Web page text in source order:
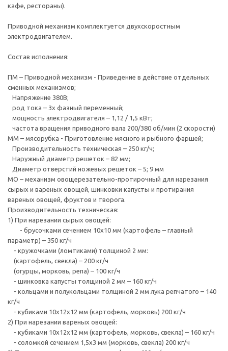
кафе, рестораны).
Приводной механизм комплектуется двухскоростным
электродвигателем.
Состав исполнения:
ПМ – Приводной механизм - Приведение в действие отдельных
сменных механизмов;
Напряжение 380В;
род тока – 3х фазный переменный;
мощность электродвигателя – 1,12 / 1,5 кВт;
частота вращения приводного вала 200/380 об/мин (2 скорости)
ММ – мясорубка - Приготовление мясного и рыбного фаршей;
Производительность техническая – 250 кг/ч;
Наружный диаметр решеток – 82 мм;
Диаметр отверстий ножевых решеток – 5; 9 мм
МО – механизм овощерезательно-протирочный для нарезания
сырых и вареных овощей, шинковки капусты и протирания
вареных овощей, фруктов и творога.
Производительность техническая:
1) При нарезании сырых овощей:
- брусочками сечением 10х10 мм (картофель – главный
параметр) – 350 кг/ч
- кружочками (ломтиками) толщиной 2 мм:
(картофель, свекла) – 200 кг/ч
(огурцы, морковь, репа) – 100 кг/ч
- шинковка капусты толщиной 2 мм – 160 кг/ч
- кольцами и полукольцами толщиной 2 мм лука репчатого – 140
кг/ч
- кубиками 10х12х12 мм (картофель, морковь) 200 кг/ч
2) При нарезании вареных овощей:
- кубиками 10х12х12 мм (картофель, морковь, свекла) – 160 кг/ч
- соломкой сечением 1,5х3 мм (морковь, свекла) 200 кг/ч